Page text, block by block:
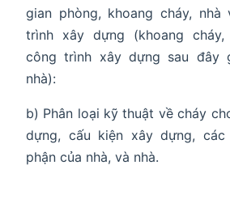
gian phòng, khoang cháy, nhà
trình xây dựng (khoang
công trình xây dựng sau đây
nhà):
b) Phân loại kỹ thuật về cháy
dựng, cấu kiện xây dựng,
phận của nhà, và nhà.